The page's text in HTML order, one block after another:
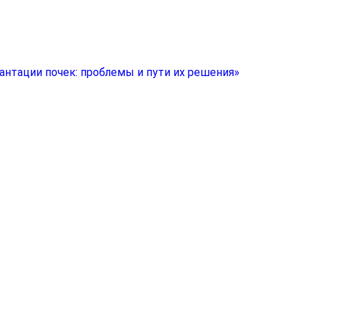
почек: проблемы и пути их решения»